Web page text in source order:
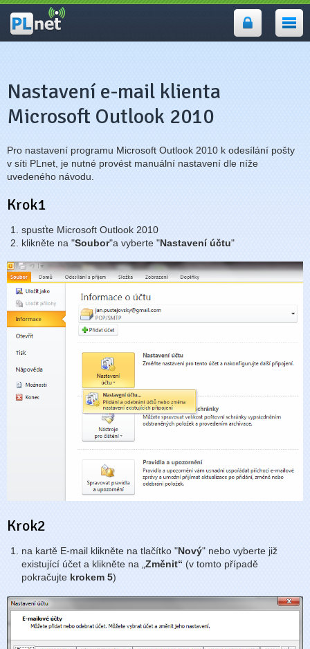
PLnet -
Nastavení e-mail klienta
Microsoft Outlook 2010
Pro nastavení programu Microsoft Outlook 2010 k odesílání pošty
v síti PLnet, je nutné provést manuální nastavení dle níže
uvedeného návodu.
Krok1
spusťte Microsoft Outlook 2010
klikněte na "Soubor"a vyberte "Nastavení účtu"
Krok2
na kartě E-mail klikněte na tlačítko "Nový" nebo vyberte již
existující účet a klikněte na „Změnit“ (v tomto případě
pokračujte krokem 5)